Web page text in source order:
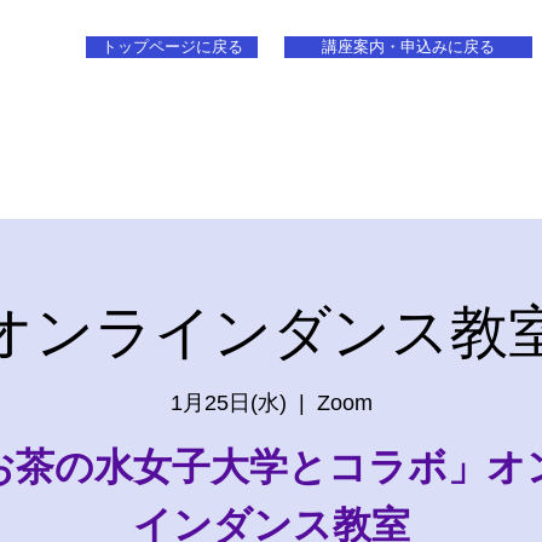
トップページに戻る 講座案内・申込みに戻る
ンラインダンス教
1月25日(水) Zoom
茶の水女子大学とコラボ」オ
インダンス教室